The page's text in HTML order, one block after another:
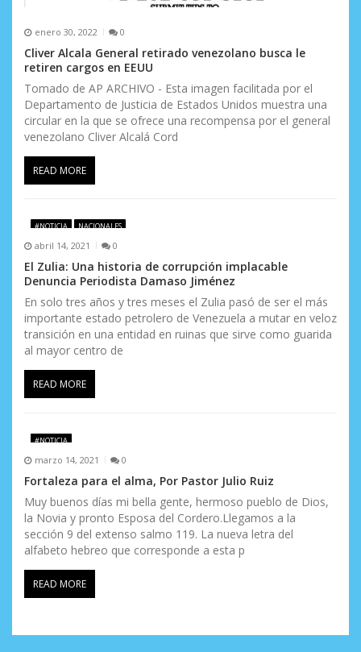
enero 30, 2022 0
Cliver Alcala General retirado venezolano busca le
retiren cargos en EEUU
Tomado de AP ARCHIVO - Esta imagen facilitada por el
Departamento de Justicia de Estados Unidos muestra una
circular en la que se ofrece una recompensa por el general
venezolano Cliver Alcalá Cord
READ MORE
#NOTICIA NACIONALES
abril 14, 2021 0
El Zulia: Una historia de corrupción implacable
Denuncia Periodista Damaso Jiménez
En solo tres años y tres meses el Zulia pasó de ser el más
importante estado petrolero de Venezuela a mutar en veloz
transición en una entidad en ruinas que sirve como guarida
al mayor centro de
READ MORE
#NOTICIA
marzo 14, 2021 0
Fortaleza para el alma, Por Pastor Julio Ruiz
Muy buenos días mi bella gente, hermoso pueblo de Dios,
la Novia y pronto Esposa del Cordero.Llegamos a la
sección 9 del extenso salmo 119. La nueva letra del
alfabeto hebreo que corresponde a esta p
READ MORE